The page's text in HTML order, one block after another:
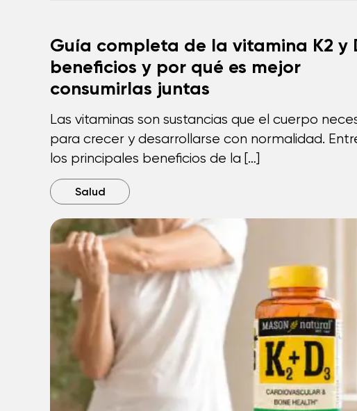
Guía completa de la vitamina K2 y
beneficios y por qué es mejor
consumirlas juntas
Las vitaminas son sustancias que el cuerpo
para crecer y desarrollarse con normalidad.
los principales beneficios de la […]
Salud